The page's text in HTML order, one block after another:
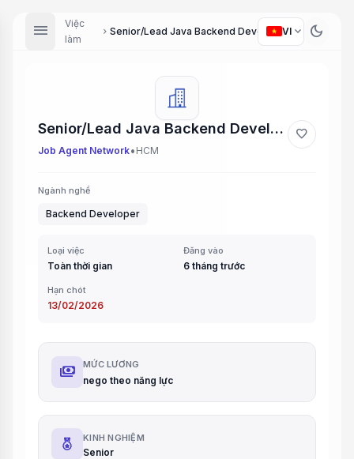
menu
Việc
làm
chevron_right Senior/Lead Java Backend Developer VI expand_more dark_mode
Senior/Lead Java Backend Developer
Job Agent Network• HCM
favorite
Ngành nghề
Backend Developer
Loại việc
Toàn thời gian
Đăng vào
6 tháng trước
Hạn chót
13/02/2026
payments MỨC LƯƠNG
nego theo năng lực
KINH NGHIỆM
Senior